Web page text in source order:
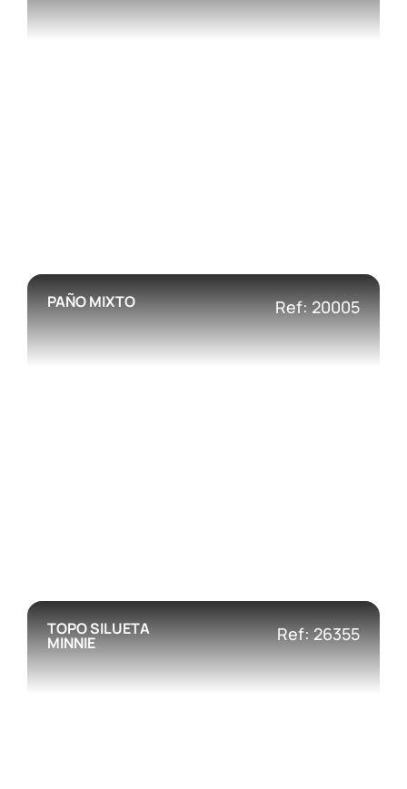
PAÑO MIXTO Ref: 20005
TOPO SILUETA
MINNIE Ref: 26355